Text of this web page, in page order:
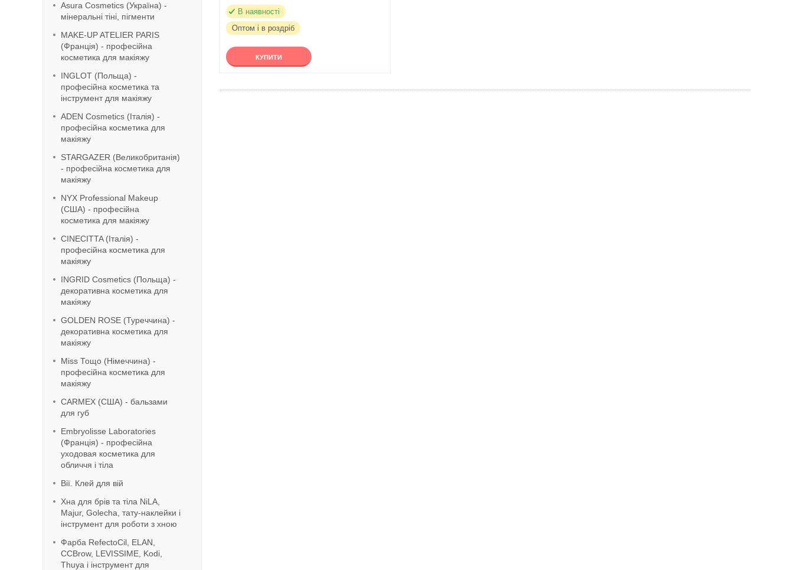
Asura Cosmetics (Україна) -
мінеральні тіні, пігменти
MAKE-UP ATELIER PARIS
(Франція) - професійна
косметика для макіяжу
INGLOT (Польща) -
професійна косметика та
інструмент для макіяжу
ADEN Cosmetics (Італія) -
професійна косметика для
макіяжу
STARGAZER (Великобританія)
- професійна косметика для
макіяжу
NYX Professional Makeup
(США) - професійна
косметика для макіяжу
CINECITTA (Італія) -
професійна косметика для
макіяжу
INGRID Cosmetics (Польща) -
декоративна косметика для
макіяжу
GOLDEN ROSE (Туреччина) -
декоративна косметика для
макіяжу
Miss Тощо (Німеччина) -
професійна косметика для
макіяжу
CARMEX (США) - бальзами
для губ
Embryolisse Laboratories
(Франція) - професійна
уходовая косметика для
обличчя і тіла
Вії. Клей для вій
Хна для брів та тіла NiLA,
Majur, Golecha, тату-наклейки і
інструмент для роботи з хною
Фарба RefeсtoCil, ELAN,
CCBrow, LEVISSIME, Kodi,
Thuya і інструмент для
В наявності
Оптом і в роздріб
КУПИТИ